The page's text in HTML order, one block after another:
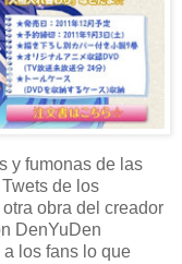
y fumonas de las
de los
obra del creador
DenYuDen
los fans lo que